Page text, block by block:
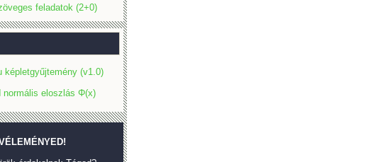
feladatok (2+0)
képletgyűjtemény (v1.0)
normális eloszlás Φ(x)